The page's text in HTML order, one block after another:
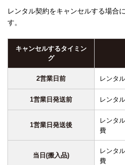
レンタル契約をキャンセルする場合
す。
キャンセルするタイミン
グ
2営業日前 レンタ
1営業日発送前 レンタ
1営業日発送後
レンタ
費
当日(搬入品)
レンタ
費